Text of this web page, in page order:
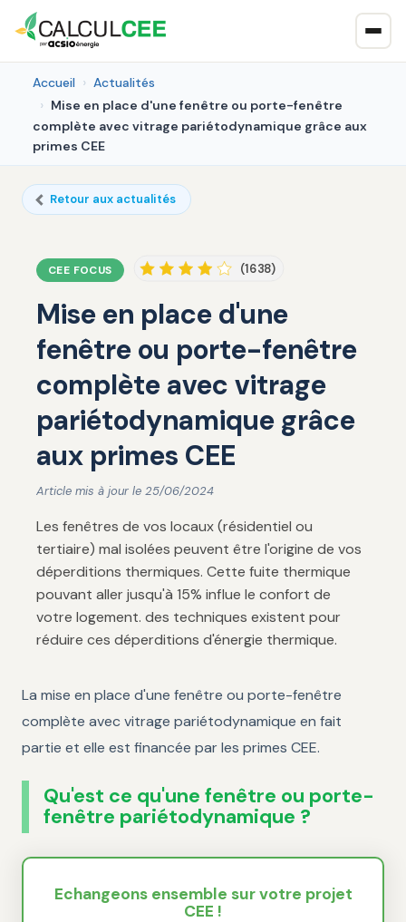
Accueil
Actualités
Mise en place d'une fenêtre ou porte-fenêtre
complète avec vitrage pariétodynamique grâce aux
primes CEE
Retour aux actualités
CEE FOCUS (1638)
Mise en place d'une
fenêtre ou porte-fenêtre
complète avec vitrage
pariétodynamique grâce
aux primes CEE
Article mis à jour le 25/06/2024
Les fenêtres de vos locaux (résidentiel ou
tertiaire) mal isolées peuvent être l'origine de vos
déperditions thermiques. Cette fuite thermique
pouvant aller jusqu'à 15% influe le confort de
votre logement. des techniques existent pour
réduire ces déperditions d'énergie thermique.
La mise en place d'une fenêtre ou porte-fenêtre
complète avec vitrage pariétodynamique en fait
partie et elle est financée par les primes CEE.
Qu'est ce qu'une fenêtre ou porte-
fenêtre pariétodynamique ?
Echangeons ensemble sur votre projet
CEE !